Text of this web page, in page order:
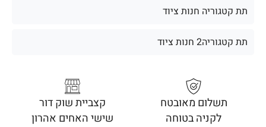
תת קטגוריה חנות ציוד
תת קטגוריה2 חנות ציוד
תשלום מאובטח
לקניה בטוחה
קצביית שוק דור
שישי האחים אהרון